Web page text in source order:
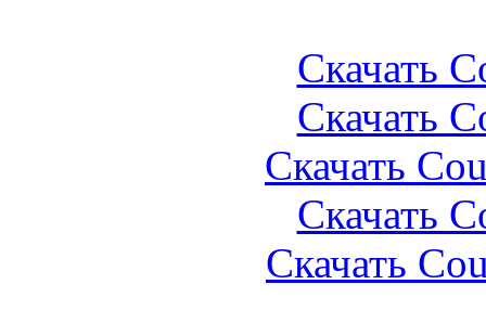
Скачать
Скачать
Скачать
Скачать
Скачать